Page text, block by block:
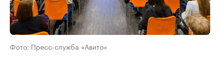
Фото: Пресс-служба «Авито»